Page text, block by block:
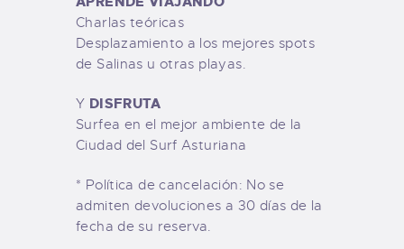
Charlas teóricas
Desplazamiento a los mejores spots
de Salinas u otras playas.
Y DISFRUTA
Surfea en el mejor ambiente de la
Ciudad del Surf Asturiana
* Política de cancelación: No se
admiten devoluciones a 30 días de la
fecha de su reserva.